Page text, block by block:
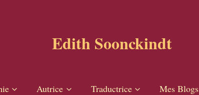
Edith Soonckindt
Autrice Traductrice Mes Blogs